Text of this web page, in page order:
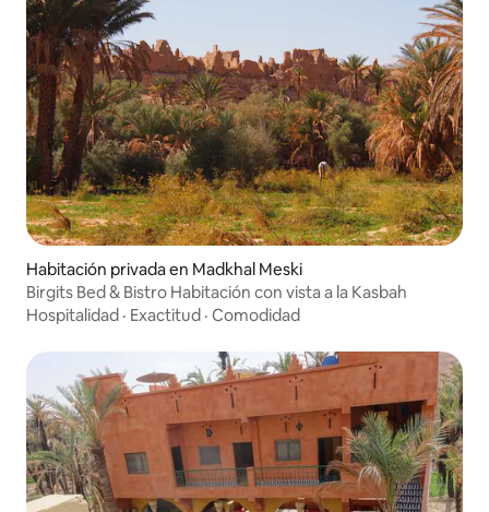
Habitación privada en Madkhal Meski
Birgits Bed & Bistro Habitación con vista a la Kasbah
Hospitalidad · Exactitud · Comodidad